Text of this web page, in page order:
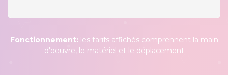
Fonctionnement: les tarifs affichés comprennent la main
d'oeuvre, le matériel et le déplacement